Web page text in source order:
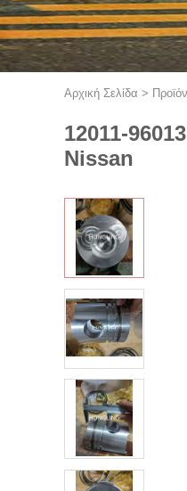
Αρχική Σελίδα >
12011-
Nissan